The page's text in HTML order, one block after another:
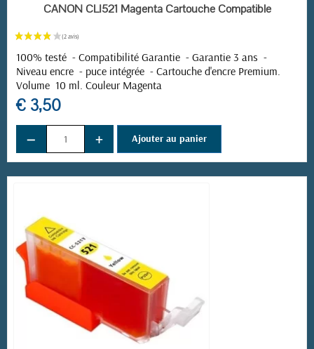
EN STOCK
CANON CLI521 Magenta Cartouche Compatible
100% testé - Compatibilité Garantie - Garantie 3 ans -
Niveau encre - puce intégrée - Cartouche d'encre Premium.
Volume 10 ml. Couleur Magenta
€ 3,50
− + Ajouter au panier